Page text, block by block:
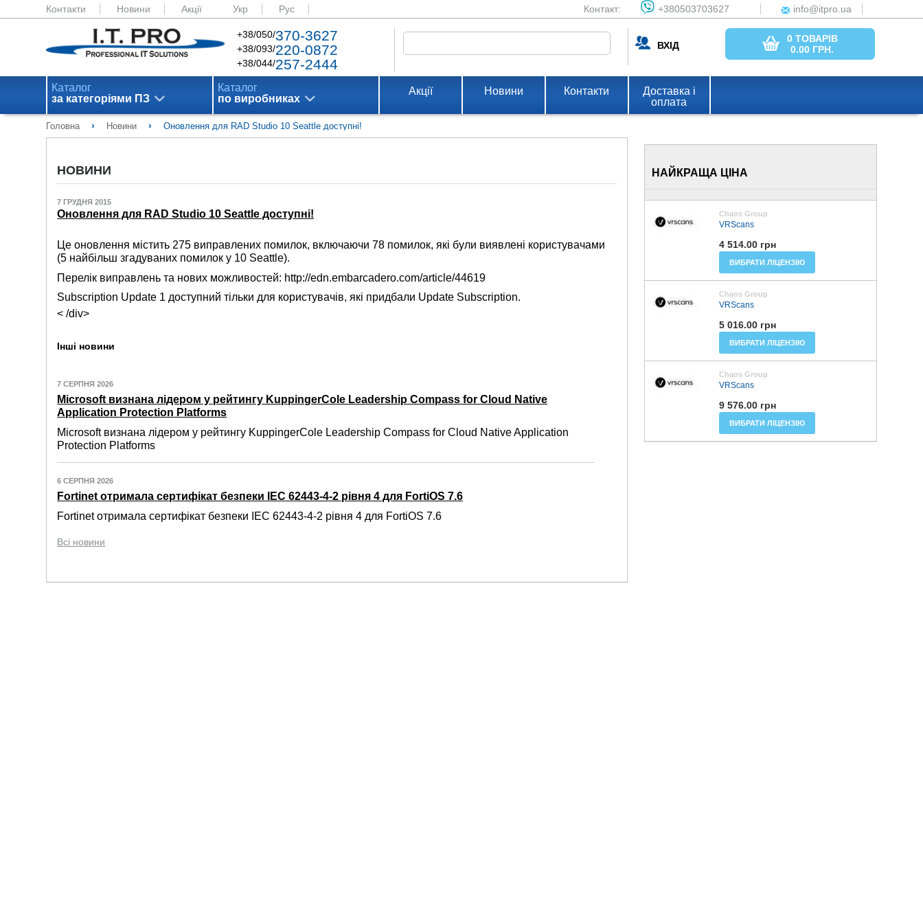
Контакти Новини Акції Укр Рус Контакт: +380503703627 info@itpro.ua
+38/050/370-3627
+38/093/220-0872
+38/044/257-2444
ВХІД
0 ТОВАРІВ
0.00 ГРН.
Каталог
за категоріями ПЗ
Каталог
по виробниках
Акції Новини Контакти
Доставка і
оплата
Головна › Новини › Оновлення для RAD Studio 10 Seattle доступні!
НОВИНИ
7 ГРУДНЯ 2015
Оновлення для RAD Studio 10 Seattle доступні!
Це оновлення містить 275 виправлених помилок, включаючи 78 помилок, які були виявлені користувачами
(5 найбільш згадуваних помилок у 10 Seattle).
Перелік виправлень та нових можливостей: http://edn.embarcadero.com/article/44619
Subscription Update 1 доступний тільки для користувачів, які придбали Update Subscription.
< /div>
Інші новини
7 СЕРПНЯ 2026
Microsoft визнана лідером у рейтингу KuppingerCole Leadership Compass for Cloud Native
Application Protection Platforms
Microsoft визнана лідером у рейтингу KuppingerCole Leadership Compass for Cloud Native Application
Protection Platforms
6 СЕРПНЯ 2026
Fortinet отримала сертифікат безпеки IEC 62443-4-2 рівня 4 для FortiOS 7.6
Fortinet отримала сертифікат безпеки IEC 62443-4-2 рівня 4 для FortiOS 7.6
Всі новини
НАЙКРАЩА ЦІНА
Chaos Group
VRScans
4 514.00 грн
ВИБРАТИ ЛІЦЕНЗІЮ
Chaos Group
VRScans
5 016.00 грн
ВИБРАТИ ЛІЦЕНЗІЮ
Chaos Group
VRScans
9 576.00 грн
ВИБРАТИ ЛІЦЕНЗІЮ